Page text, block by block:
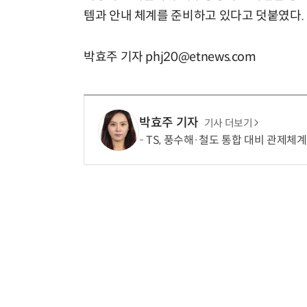
템과 안내 체계를 준비하고 있다고 덧붙였다.
박효주 기자 phj20@etnews.com
박효주 기자 기사 더보기
TS, 풍수해·철도 통합 대비 관제체